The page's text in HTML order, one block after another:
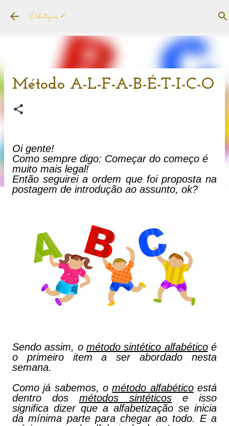
Pular para o conteúdo principal
Didatiquei ✓
Método A-L-F-A-B-É-T-I-C-O
Oi gente!
Como sempre digo: Começar do começo é
muito mais legal!
Então seguirei a ordem que foi proposta na
postagem de introdução ao assunto, ok?
Sendo assim, o método sintético alfabéticoé
o primeiro item a ser abordado nesta
semana.
Como já sabemos, ométodo alfabéticoestá
dentro dos métodos sintéticos e isso
significa dizer que a alfabetização se inicia
da mínima parte para chegar ao todo. E a